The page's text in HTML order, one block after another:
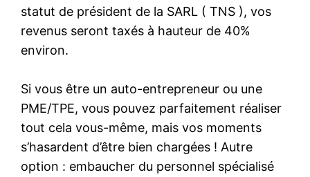
statut de président de la SARL ( TNS ), vos
revenus seront taxés à hauteur de 40%
environ.
Si vous être un auto-entrepreneur ou une
PME/TPE, vous pouvez parfaitement réaliser
tout cela vous-même, mais vos moments
s’hasardent d’être bien chargées ! Autre
option : embaucher du personnel spécialisé